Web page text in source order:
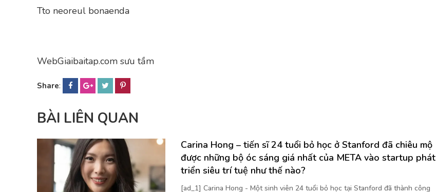
Tto neoreul bonaenda
WebGiaibaitap.com sưu tầm
Share:
BÀI LIÊN QUAN
Carina Hong – tiến sĩ 24 tuổi bỏ học ở Stanford đã chiêu mộ
được những bộ óc sáng giá nhất của META vào startup phát
triển siêu trí tuệ như thế nào?
[ad_1] Carina Hong - Một sinh viên 24 tuổi bỏ học tại Stanford đã thành công